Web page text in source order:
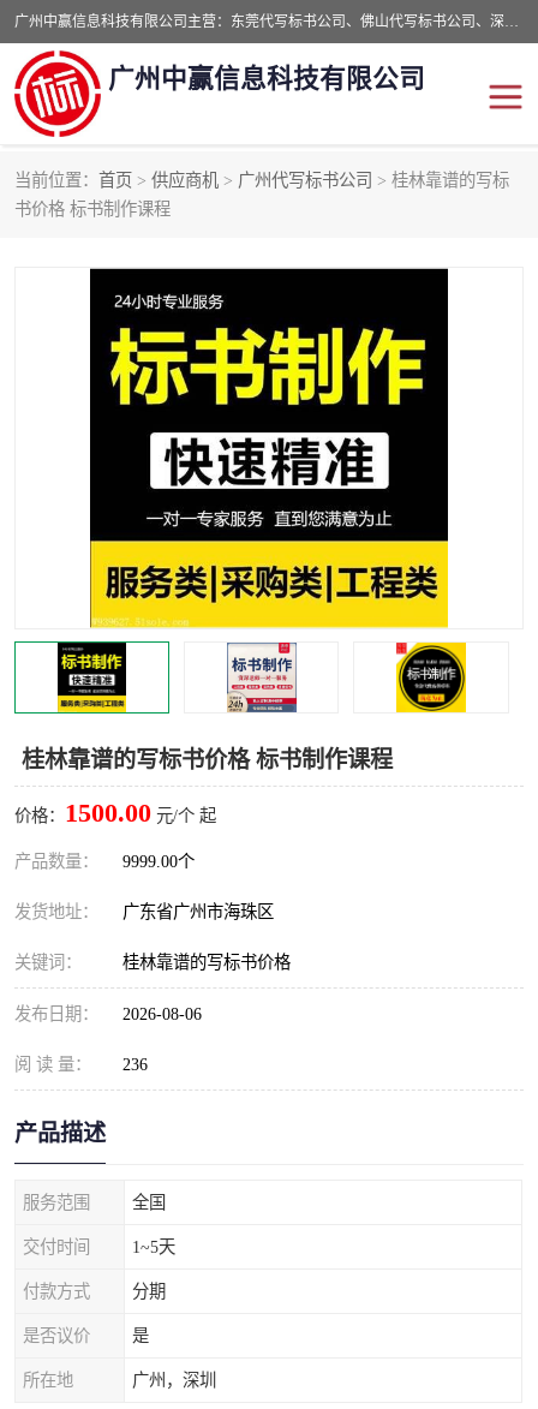
广州中赢信息科技有限公司主营：东莞代写标书公司、佛山代写标书公司、深圳代写标书公司等,食品类标书、工程类类标书,经验丰富的标书制作团队,24小时加急服务,多对一服务。
广州中赢信息科技有限公司
当前位置： 首页 > 供应商机 > 广州代写标书公司 > 桂林靠谱的写标
书价格 标书制作课程
桂林靠谱的写标书价格 标书制作课程
价格： 1500.00 元/个 起
产品数量： 9999.00个
发货地址： 广东省广州市海珠区
关键词： 桂林靠谱的写标书价格
发布日期： 2026-08-06
阅 读 量： 236
产品描述
服务范围 全国
交付时间 1~5天
付款方式 分期
是否议价 是
所在地 广州，深圳
东莞代写标书公司
深圳代写标书公司 广州代写标书公司